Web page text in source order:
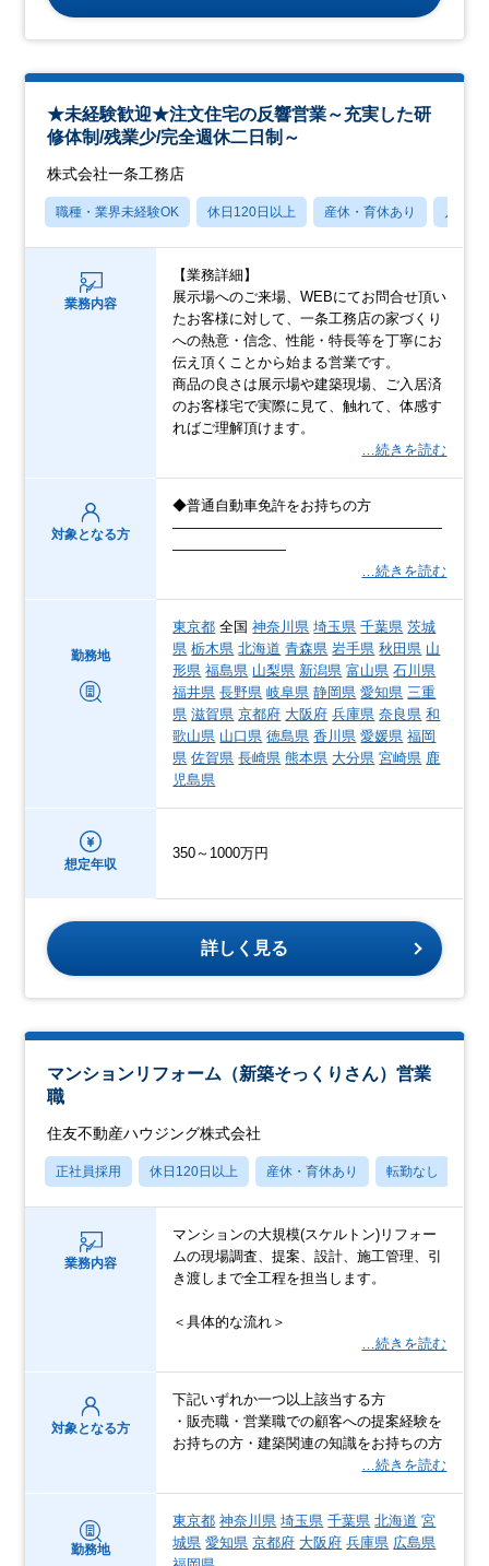
★未経験歓迎★注文住宅の反響営業～充実した研
修体制/残業少/完全週休二日制～
株式会社一条工務店
職種・業界未経験OK 休日120日以上 産休・育休あり 月残業
業務内容
【業務詳細】
展示場へのご来場、WEBにてお問合せ頂い
たお客様に対して、一条工務店の家づくり
への熱意・信念、性能・特長等を丁寧にお
伝え頂くことから始まる営業です。
商品の良さは展示場や建築現場、ご入居済
のお客様宅で実際に見て、触れて、体感す
ればご理解頂けます。
…続きを読む
対象となる方
◆普通自動車免許をお持ちの方
―――――――――――――――――――
――――――――
…続きを読む
勤務地
東京都 全国神奈川県 埼玉県 千葉県 茨城
県 栃木県 北海道 青森県 岩手県 秋田県 山
形県 福島県 山梨県 新潟県 富山県 石川県
福井県 長野県 岐阜県 静岡県 愛知県 三重
県 滋賀県 京都府 大阪府 兵庫県 奈良県 和
歌山県 山口県 徳島県 香川県 愛媛県 福岡
県 佐賀県 長崎県 熊本県 大分県 宮崎県 鹿
児島県
想定年収
350～1000万円
詳しく見る
マンションリフォーム（新築そっくりさん）営業
職
住友不動産ハウジング株式会社
正社員採用 休日120日以上 産休・育休あり 転勤なし
業務内容
マンションの⼤規模(スケルトン)リフォー
ムの現場調査、提案、設計、施⼯管理、引
き渡しまで全⼯程を担当します。
＜具体的な流れ＞
…続きを読む
対象となる方
下記いずれか一つ以上該当する方
・販売職・営業職での顧客への提案経験を
お持ちの方・建築関連の知識をお持ちの方
…続きを読む
勤務地
東京都 神奈川県 埼玉県 千葉県 北海道 宮
城県 愛知県 京都府 大阪府 兵庫県 広島県